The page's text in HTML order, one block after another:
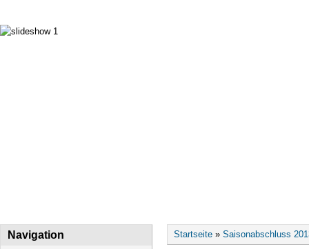
Navigation Sie sind hier
Startseite »Saisonabschluss